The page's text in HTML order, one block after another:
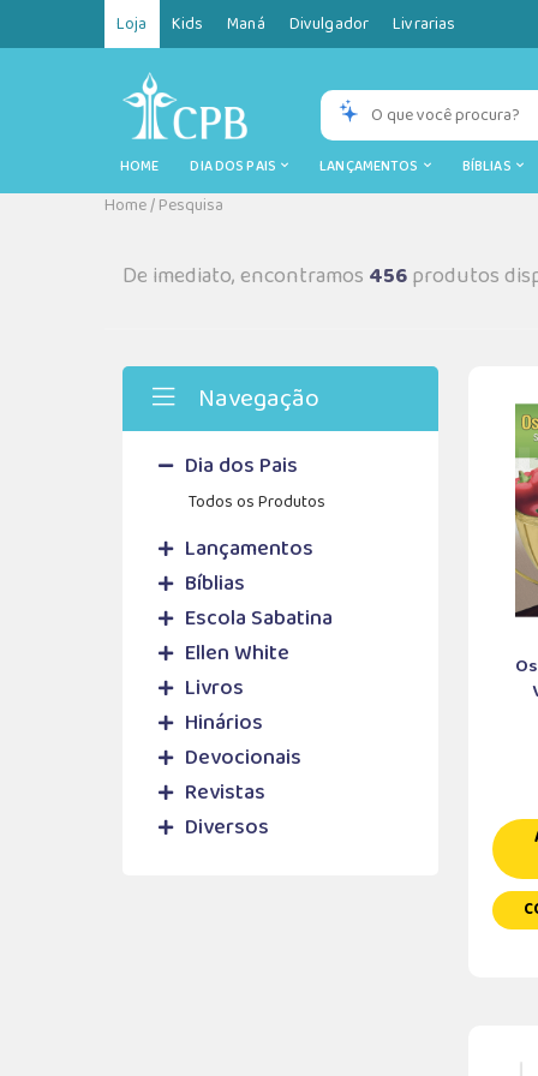
Loja Kids Maná Divulgador Livrarias
HOME DIA DOS PAIS LANÇAMENTOS BÍBLIAS
Home/Pesquisa
De imediato, encontramos 456produtos
Navegação
Dia dos Pais
Todos os Produtos
Lançamentos
Bíblias
Escola Sabatina
Ellen White
Livros
Hinários
Devocionais
Revistas
Diversos